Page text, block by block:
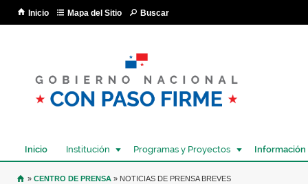
Inicio Mapa del Sitio Buscar
Inicio Institución Programas y Proyectos Información
USTED SE ENCUENTRA AQUÍ
» CENTRO DE PRENSA » NOTICIAS DE PRENSA BREVES